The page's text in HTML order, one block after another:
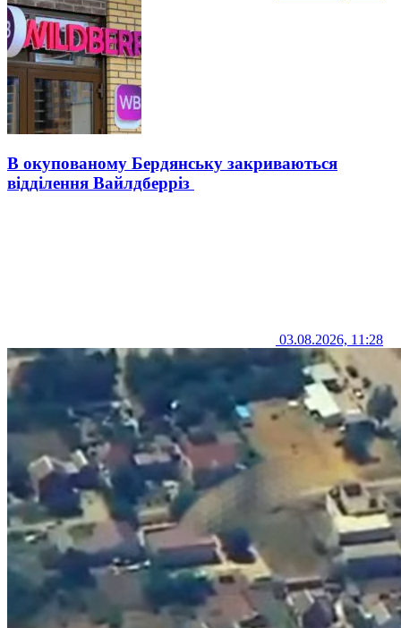
В окупованому Бердянську закриваються
відділення Вайлдберріз
03.08.2026, 11:28